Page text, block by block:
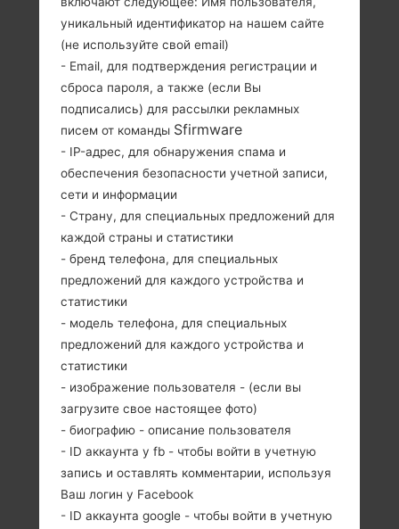
8.0 дюйма
(~70.5%
соотношение
экрана к телу)
800 x 1280
пикселей (~189
плотность
пикселей на
364 грамм (12.84
унции)
Не съемный Li-
Ion 5000 mAh
1.4GHz Cortex-A53
Snapdragon 425
(28 nm)
уникальный идентификатор на нашем сайте
(не используйте свой email)
- Email, для подтверждения регистрации и
сброса пароля, а также (если Вы
подписались) для рассылки рекламных
писем от команды Sfirmware
- IP-адрес, для обнаружения спама и
обеспечения безопасности учетной записи,
сети и информации
- Страну, для специальных предложений для
каждой страны и статистики
- бренд телефона, для специальных
предложений для каждого устройства и
статистики
- модель телефона, для специальных
предложений для каждого устройства и
статистики
- изображение пользователя - (если вы
загрузите свое настоящее фото)
- биографию - описание пользователя
- ID аккаунта у fb - чтобы войти в учетную
запись и оставлять комментарии, используя
Ваш логин у Facebook
- ID аккаунта google - чтобы войти в учетную